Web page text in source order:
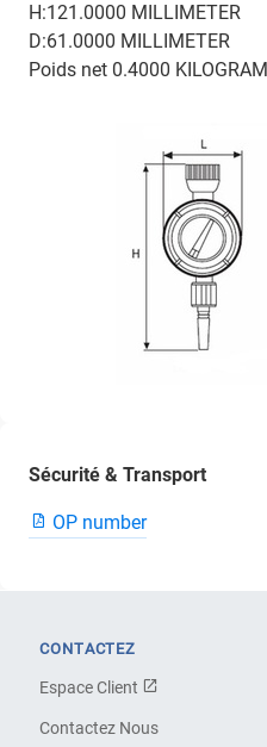
H:121.0000 MILLIMETER
D:61.0000 MILLIMETER
Poids net 0.4000 KILOGRAM
Sécurité & Transport
OP number
CONTACTEZ
Espace Client
Contactez Nous